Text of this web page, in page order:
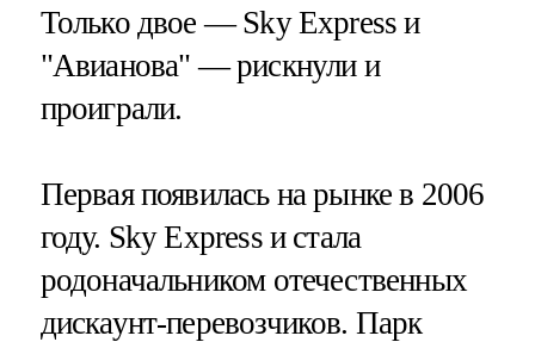
Только двое — Sky Express и
"Авианова" — рискнули и
проиграли.
Первая появилась на рынке в 2006
году. Sky Express и стала
родоначальником отечественных
дискаунт-перевозчиков. Парк